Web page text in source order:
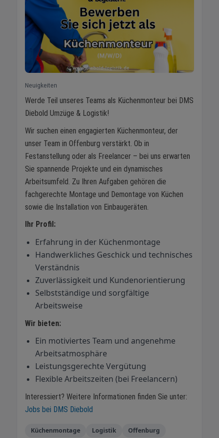
Neuigkeiten
Werde Teil unseres Teams als Küchenmonteur bei DMS
Diebold Umzüge & Logistik!
Wir suchen einen engagierten Küchenmonteur, der
unser Team in Offenburg verstärkt. Ob in
Festanstellung oder als Freelancer – bei uns erwarten
Sie spannende Projekte und ein dynamisches
Arbeitsumfeld. Zu Ihren Aufgaben gehören die
fachgerechte Montage und Demontage von Küchen
sowie die Installation von Einbaugeräten.
Ihr Profil:
Erfahrung in der Küchenmontage
Handwerkliches Geschick und technisches
Verständnis
Zuverlässigkeit und Kundenorientierung
Selbstständige und sorgfältige
Arbeitsweise
Wir bieten:
Ein motiviertes Team und angenehme
Arbeitsatmosphäre
Leistungsgerechte Vergütung
Flexible Arbeitszeiten (bei Freelancern)
Interessiert? Weitere Informationen finden Sie unter:
Jobs bei DMS Diebold
Küchenmontage Logistik Offenburg